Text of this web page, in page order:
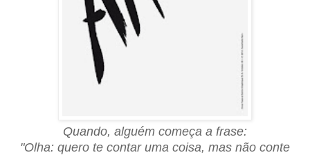
Quando, alguém começa a frase:
"Olha: quero te contar uma coisa, mas não conte